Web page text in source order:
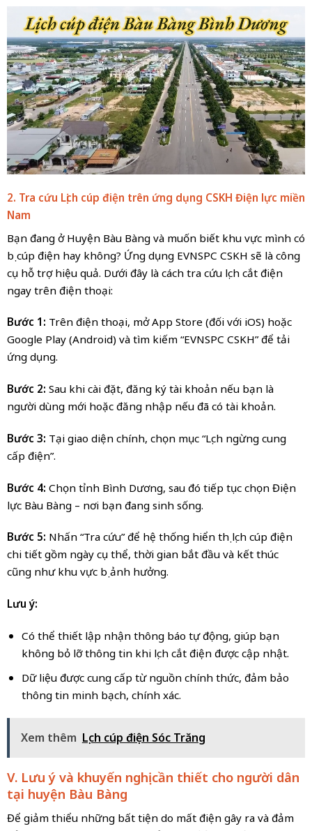
2. Tra cứu Lịch cúp điện trên ứng dụng CSKH Điện lực miền
Nam
Bạn đang ở Huyện Bàu Bàng và muốn biết khu vực mình có
bị cúp điện hay không? Ứng dụng EVNSPC CSKH sẽ là công
cụ hỗ trợ hiệu quả. Dưới đây là cách tra cứu lịch cắt điện
ngay trên điện thoại:
Bước 1: Trên điện thoại, mở App Store (đối với iOS) hoặc
Google Play (Android) và tìm kiếm “EVNSPC CSKH” để tải
ứng dụng.
Bước 2: Sau khi cài đặt, đăng ký tài khoản nếu bạn là
người dùng mới hoặc đăng nhập nếu đã có tài khoản.
Bước 3: Tại giao diện chính, chọn mục “Lịch ngừng cung
cấp điện”.
Bước 4: Chọn tỉnh Bình Dương, sau đó tiếp tục chọn Điện
lực Bàu Bàng – nơi bạn đang sinh sống.
Bước 5: Nhấn “Tra cứu” để hệ thống hiển thị lịch cúp điện
chi tiết gồm ngày cụ thể, thời gian bắt đầu và kết thúc
cũng như khu vực bị ảnh hưởng.
Lưu ý:
Có thể thiết lập nhận thông báo tự động, giúp bạn
không bỏ lỡ thông tin khi lịch cắt điện được cập nhật.
Dữ liệu được cung cấp từ nguồn chính thức, đảm bảo
thông tin minh bạch, chính xác.
Xem thêm Lịch cúp điện Sóc Trăng
V. Lưu ý và khuyến nghị cần thiết cho người dân
tại huyện Bàu Bàng
Để giảm thiểu những bất tiện do mất điện gây ra và đảm